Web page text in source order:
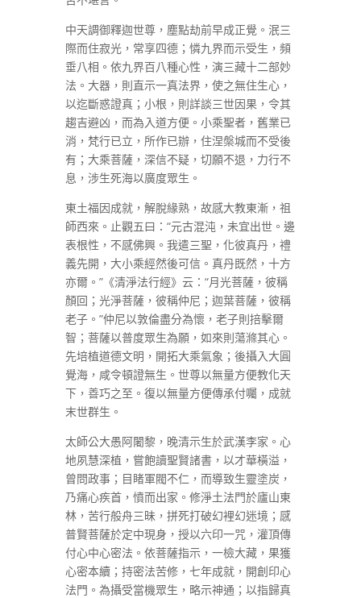
中天調御釋迦世尊，塵點劫前早成正覺。泯三
際而住寂光，常享四德；憐九界而示受生，頻
垂八相。依九界百八種心性，演三藏十二部妙
法。大器，則直示一真法界，使之無住生心，
以迄斷惑證真；小根，則詳談三世因果，令其
趨吉避凶，而為入道方便。小乘聖者，舊業已
消，梵行已立，所作已辦，住涅槃城而不受後
有；大乘菩薩，深信不疑，切願不退，力行不
息，涉生死海以廣度眾生。
東土福因成就，解脫緣熟，故感大教東漸，祖
師西來。止觀五曰：“元古混沌，未宜出世。邊
表根性，不感佛興。我遣三聖，化彼真丹，禮
義先開，大小乘經然後可信。真丹既然，十方
亦爾。”《清淨法行經》云：“月光菩薩，彼稱
顏回；光淨菩薩，彼稱仲尼；迦葉菩薩，彼稱
老子。”仲尼以敦倫盡分為懷，老子則掊擊爾
智；菩薩以普度眾生為願，如來則蕩滌其心。
先培植道德文明，開拓大乘氣象；後攝入大圓
覺海，咸令頓證無生。世尊以無量方便教化天
下，善巧之至。復以無量方便傳承付囑，成就
末世群生。
太師公大愚阿闍黎，晚清示生於武漢李家。心
地夙慧深植，嘗飽讀聖賢諸書，以才華橫溢，
曾問政事；目睹軍閥不仁，而導致生靈塗炭，
乃痛心疾首，憤而出家。修淨土法門於廬山東
林，苦行般舟三昧，拼死打破幻裡幻迷境；感
普賢菩薩於定中現身，授以六印一咒，灌頂傳
付心中心密法。依菩薩指示，一檢大藏，果獲
心密本續；持密法苦修，七年成就，開創印心
法門。為攝受當機眾生，略示神通；以指歸真